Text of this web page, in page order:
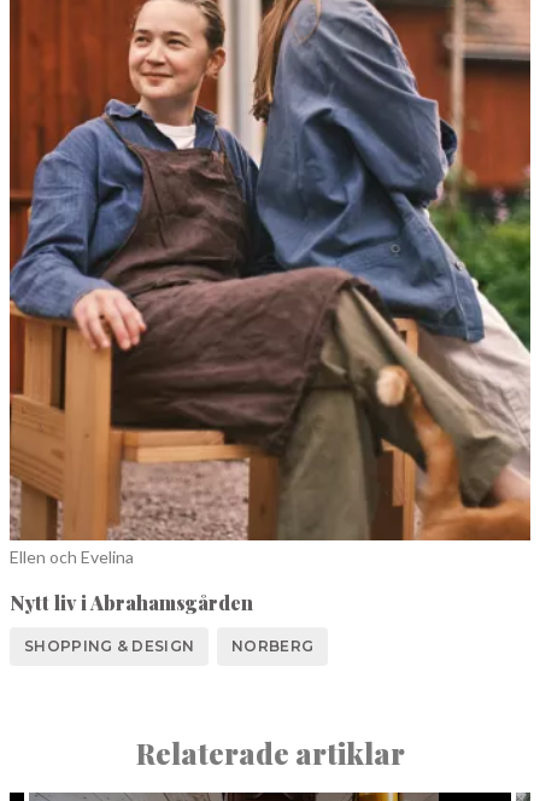
Ellen och Evelina
Nytt liv i Abrahamsgården
SHOPPING & DESIGN NORBERG
Relaterade artiklar